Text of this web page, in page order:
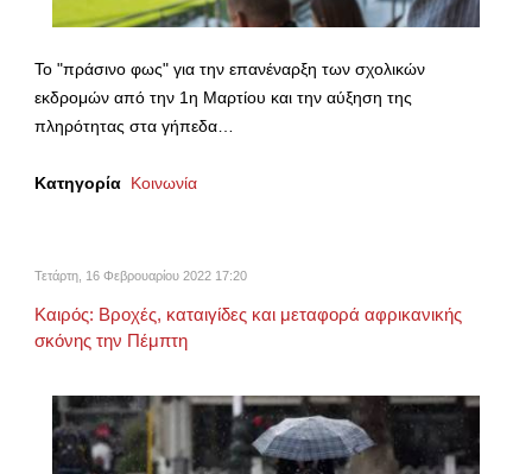
Το "πράσινο φως" για την επανέναρξη των σχολικών
εκδρομών από την 1η Μαρτίου και την αύξηση της
πληρότητας στα γήπεδα…
Κατηγορία Κοινωνία
Τετάρτη, 16 Φεβρουαρίου 2022 17:20
Καιρός: Βροχές, καταιγίδες και μεταφορά αφρικανικής
σκόνης την Πέμπτη